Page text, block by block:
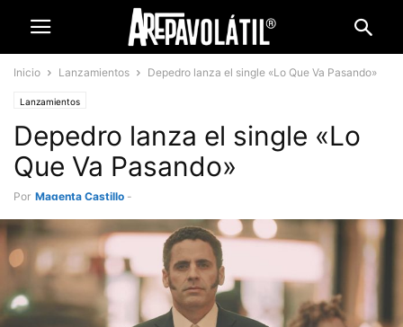
Inicio Lanzamientos Depedro lanza el single «Lo Que Va Pasando»
Lanzamientos
Depedro lanza el single «Lo
Que Va Pasando»
Por Magenta Castillo -